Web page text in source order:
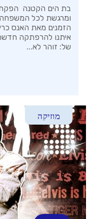
בת הים הקטנה הפקת
ומרגשת לכל
הזמנים מאת האנס
איתנו להרפתקה
של: זוהר לא...
מוזיקה